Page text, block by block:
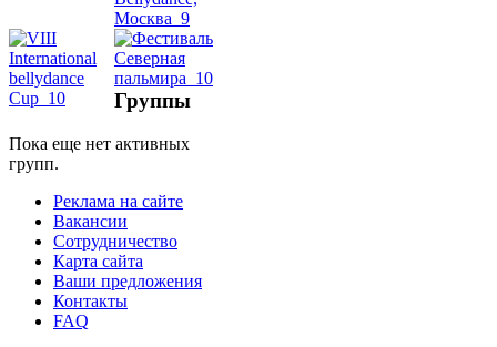
Группы
Пока еще нет активных
групп.
Реклама на сайте
Вакансии
Сотрудничество
Карта сайта
Ваши предложения
Контакты
FAQ